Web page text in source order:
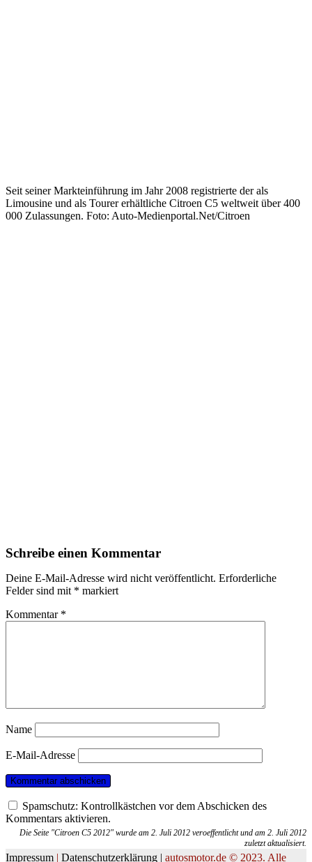
Seit seiner Markteinführung im Jahr 2008 registrierte der als
Limousine und als Tourer erhältliche Citroen C5 weltweit über 400
000 Zulassungen. Foto: Auto-Medienportal.Net/Citroen
Schreibe einen Kommentar
Deine E-Mail-Adresse wird nicht veröffentlicht. Erforderliche
Felder sind mit * markiert
Kommentar *
Name
E-Mail-Adresse
Spamschutz: Kontrollkästchen vor dem Abschicken des
Kommentars aktivieren.
Die Seite "Citroen C5 2012" wurde am 2. Juli 2012 veroeffentlicht und am 2. Juli 2012
zuletzt aktualisiert.
Impressum | Datenschutzerklärung | autosmotor.de © 2023. Alle